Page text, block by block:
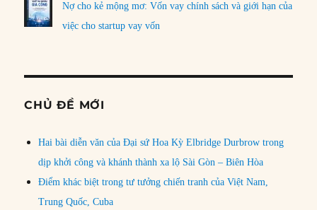
Nợ cho kẻ mộng mơ: Vốn vay chính sách và giới hạn của
việc cho startup vay vốn
CHỦ ĐỀ MỚI
Hai bài diễn văn của Đại sứ Hoa Kỳ Elbridge Durbrow trong
dịp khởi công và khánh thành xa lộ Sài Gòn – Biên Hòa
Điểm khác biệt trong tư tưởng chiến tranh của Việt Nam,
Trung Quốc, Cuba